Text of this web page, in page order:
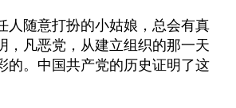
人随意打扮的小姑娘，总会有真
，凡恶党，从建立组织的那一天
的。中国共产党的历史证明了这